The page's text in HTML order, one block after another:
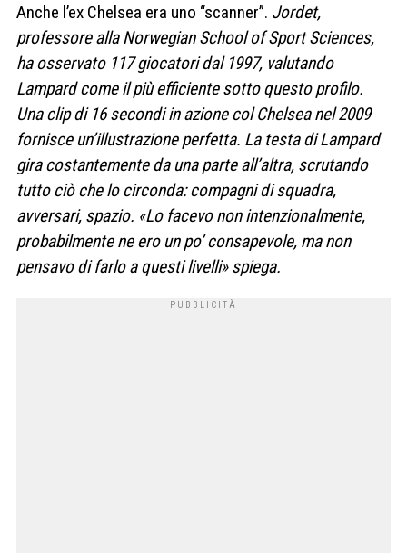
Anche l’ex Chelsea era uno “scanner”. Jordet,
professore alla Norwegian School of Sport Sciences,
ha osservato 117 giocatori dal 1997, valutando
Lampard come il più efficiente sotto questo profilo.
Una clip di 16 secondi in azione col Chelsea nel 2009
fornisce un’illustrazione perfetta. La testa di Lampard
gira costantemente da una parte all’altra, scrutando
tutto ciò che lo circonda: compagni di squadra,
avversari, spazio. «Lo facevo non intenzionalmente,
probabilmente ne ero un po’ consapevole, ma non
pensavo di farlo a questi livelli» spiega.